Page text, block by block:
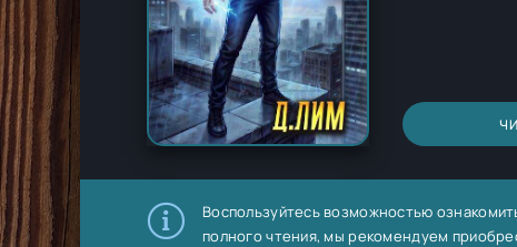
Воспользуйтесь возможностью
полного чтения, мы рекомендуем